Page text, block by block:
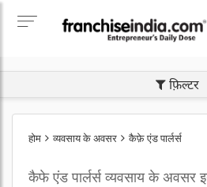
फ़िल्टर
होम व्यवसाय के अवसर कैफ़े एंड पार्लर्स
कैफे एंड पार्लर्स व्यवसाय के